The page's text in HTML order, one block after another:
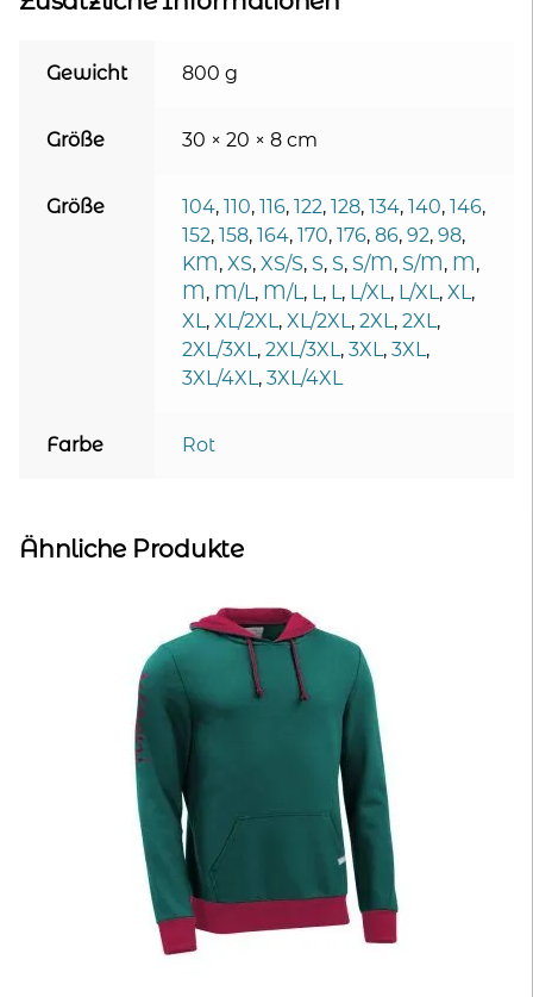
Gewicht 800 g
Größe 30 × 20 × 8 cm
Größe 104, 110, 116, 122, 128, 134, 140, 146,
152, 158, 164, 170, 176, 86, 92, 98,
KM, XS, XS/S, S, S, S/M, S/M, M,
M, M/L, M/L, L, L, L/XL, L/XL, XL,
XL, XL/2XL, XL/2XL, 2XL, 2XL,
2XL/3XL, 2XL/3XL, 3XL, 3XL,
3XL/4XL, 3XL/4XL
Farbe Rot
Ähnliche Produkte